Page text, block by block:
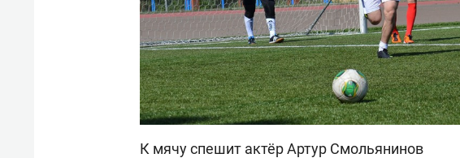
К мячу спешит актёр Артур Смольянинов